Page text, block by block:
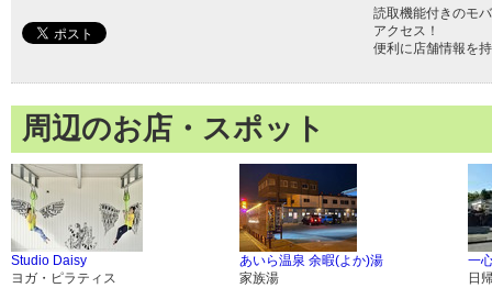
読取機能付きのモ
アクセス！
便利に店舗情報を
周辺のお店・スポット
Studio Daisy
ヨガ・ピラティス
あいら温泉 余暇(よか)湯
家族湯
一
日